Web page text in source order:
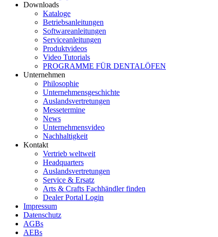
Downloads
Kataloge
Betriebsanleitungen
Softwareanleitungen
Serviceanleitungen
Produktvideos
Video Tutorials
PROGRAMME FÜR DENTALÖFEN
Unternehmen
Philosophie
Unternehmensgeschichte
Auslandsvertretungen
Messetermine
News
Unternehmensvideo
Nachhaltigkeit
Kontakt
Vertrieb weltweit
Headquarters
Auslandsvertretungen
Service & Ersatz
Arts & Crafts Fachhändler finden
Dealer Portal Login
Impressum
Datenschutz
AGBs
AEBs